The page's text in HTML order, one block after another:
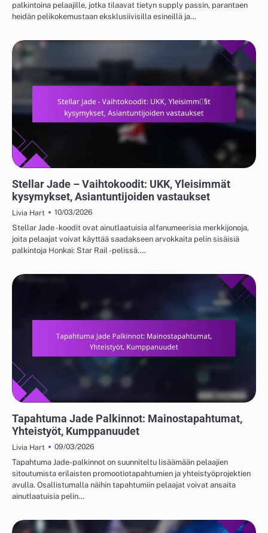
palkintoina pelaajille, jotka tilaavat tietyn supply passin, parantaen
heidän pelikokemustaan eksklusiivisilla esineillä ja…
Stellar Jade – Vaihtokoodit: UKK, Yleisimmät
kysymykset, Asiantuntijoiden vastaukset
Livia Hart
10/03/2026
Stellar Jade -koodit ovat ainutlaatuisia alfanumeerisia merkkijonoja,
joita pelaajat voivat käyttää saadakseen arvokkaita pelin sisäisiä
palkintoja Honkai: Star Rail -pelissä.…
Tapahtuma Jade Palkinnot: Mainostapahtumat,
Yhteistyöt, Kumppanuudet
Livia Hart
09/03/2026
Tapahtuma Jade-palkinnot on suunniteltu lisäämään pelaajien
sitoutumista erilaisten promootiotapahtumien ja yhteistyöprojektien
avulla. Osallistumalla näihin tapahtumiin pelaajat voivat ansaita
ainutlaatuisia pelin…